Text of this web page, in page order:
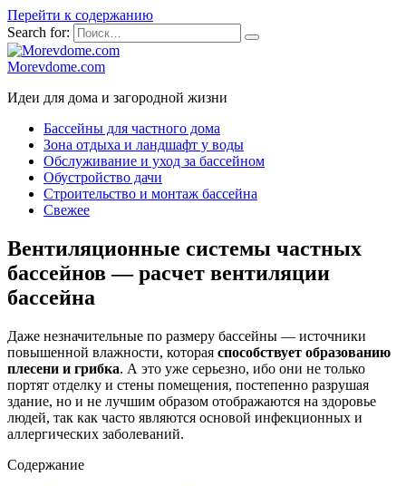
Перейти к содержанию
Search for:
Morevdome.com
Идеи для дома и загородной жизни
Бассейны для частного дома
Зона отдыха и ландшафт у воды
Обслуживание и уход за бассейном
Обустройство дачи
Строительство и монтаж бассейна
Свежее
Вентиляционные системы частных
бассейнов — расчет вентиляции
бассейна
Даже незначительные по размеру бассейны — источники
повышенной влажности, которая способствует образованию
плесени и грибка. А это уже серьезно, ибо они не только
портят отделку и стены помещения, постепенно разрушая
здание, но и не лучшим образом отображаются на здоровье
людей, так как часто являются основой инфекционных и
аллергических заболеваний.
Содержание